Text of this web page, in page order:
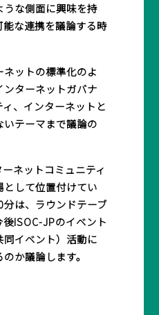
うな側面に興味を持
な連携を議論する時
ットの標準化のよ
ンターネットガバナ
、インターネットと
テーマまで議論の
ネットコミュニティ
して位置付けてい
は、ラウンドテーブ
ISOC-JPのイベント
同イベント）活動に
か議論します。